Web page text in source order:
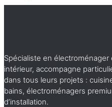
Spécialiste en
intérieur, accompagne
dans tous leurs projets :
bains, électroménagers
d’installation.